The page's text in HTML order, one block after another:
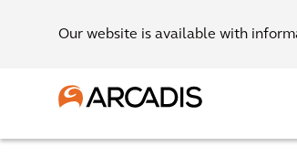
Our website is available with